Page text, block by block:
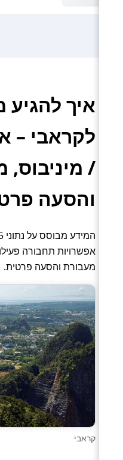
איך להגיע
לקראבי –
/ מיניבוס,
והסעה
אפשרויות תחבורה
מעבורת והסעה פרטית.
קראבי